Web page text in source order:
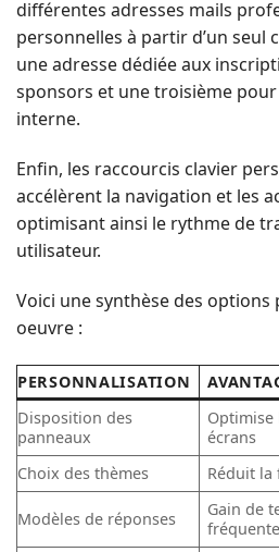
différentes adresses mails
personnelles à partir d’un seul
une adresse dédiée aux
sponsors et une troisième
interne.
Enfin, les raccourcis clavier
accélèrent la navigation et les
optimisant ainsi le rythme de
utilisateur.
Voici une synthèse des options
oeuvre :
PERSONNALISATION
Disposition des
panneaux
Optimise
écrans
Choix des thèmes
Réduit la
Modèles de réponses
Gain de